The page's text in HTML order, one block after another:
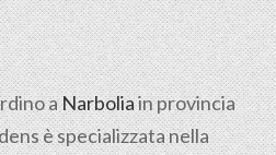
aNarboliain provincia
è specializzata nella